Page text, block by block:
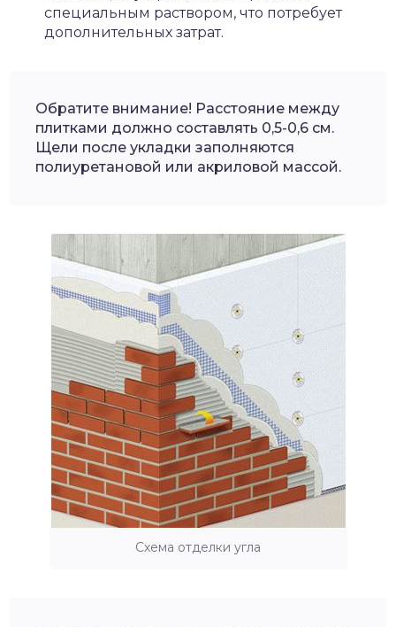
специальным раствором, что потребует
дополнительных затрат.
Обратите внимание! Расстояние между
плитками должно составлять 0,5-0,6 см.
Щели после укладки заполняются
полиуретановой или акриловой массой.
Схема отделки угла